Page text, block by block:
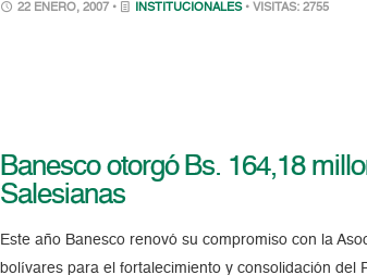
22 ENERO, 2007 • INSTITUCIONALES • VISITAS: 2755
Banesco otorgó Bs. 164,18
Salesianas
Este año Banesco renovó su compromiso con la
bolívares para el fortalecimiento y consolidación del